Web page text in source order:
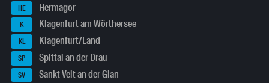
HE Hermagor
K Klagenfurt am Wörthersee
KL Klagenfurt/Land
SP Spittal an der Drau
SV Sankt Veit an der Glan